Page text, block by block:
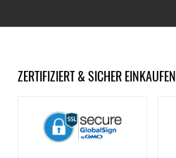
ZERTIFIZIERT & SICHER EINKAUFEN